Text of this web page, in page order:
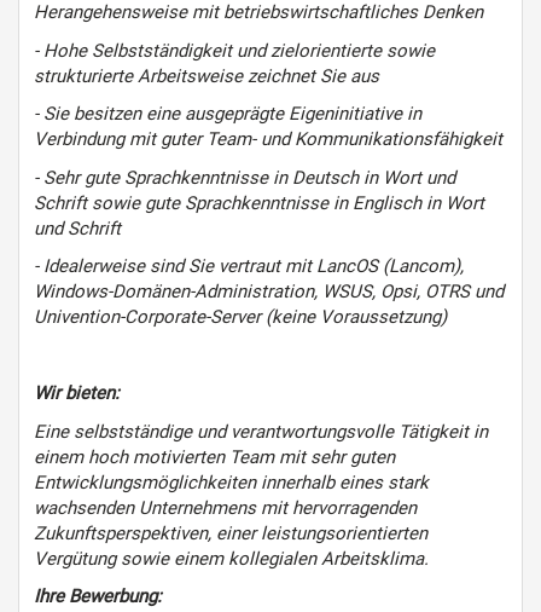
Herangehensweise mit betriebswirtschaftliches Denken
- Hohe Selbstständigkeit und zielorientierte sowie
strukturierte Arbeitsweise zeichnet Sie aus
- Sie besitzen eine ausgeprägte Eigeninitiative in
Verbindung mit guter Team- und Kommunikationsfähigkeit
- Sehr gute Sprachkenntnisse in Deutsch in Wort und
Schrift sowie gute Sprachkenntnisse in Englisch in Wort
und Schrift
- Idealerweise sind Sie vertraut mit LancOS (Lancom),
Windows-Domänen-Administration, WSUS, Opsi, OTRS und
Univention-Corporate-Server (keine Voraussetzung)
Wir bieten:
Eine selbstständige und verantwortungsvolle Tätigkeit in
einem hoch motivierten Team mit sehr guten
Entwicklungsmöglichkeiten innerhalb eines stark
wachsenden Unternehmens mit hervorragenden
Zukunftsperspektiven, einer leistungsorientierten
Vergütung sowie einem kollegialen Arbeitsklima.
Ihre Bewerbung: